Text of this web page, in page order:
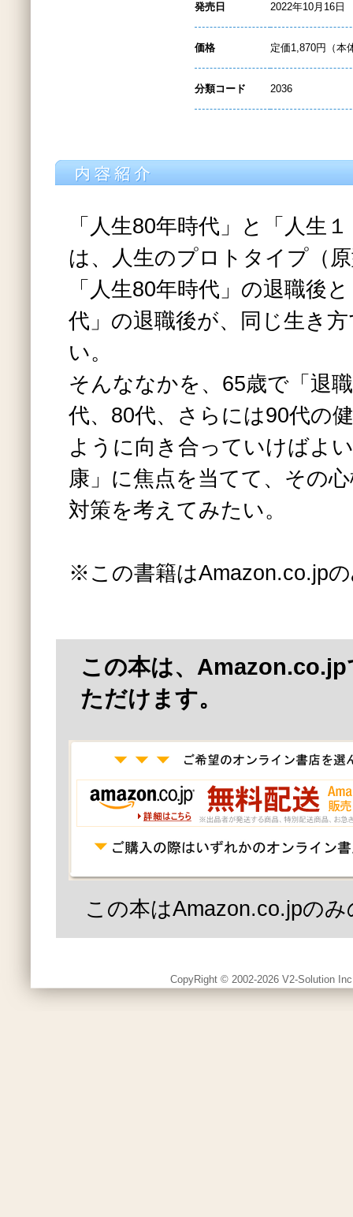
発売日 2022年10月16日
価格 定価1,870円（本
分類コード 2036
「人生80年時代」と「人生
は、人生のプロトタイプ（
「人生80年時代」の退職後
代」の退職後が、同じ生き
い。
そんななかを、65歳で「退
代、80代、さらには90代の
ように向き合っていけばよ
康」に焦点を当てて、その
対策を考えてみたい。
※この書籍はAmazon.co.jp
この本は、
ただけます。
この本はAmazon.co.jpの
CopyRight © 2002-2026 V2-Solution